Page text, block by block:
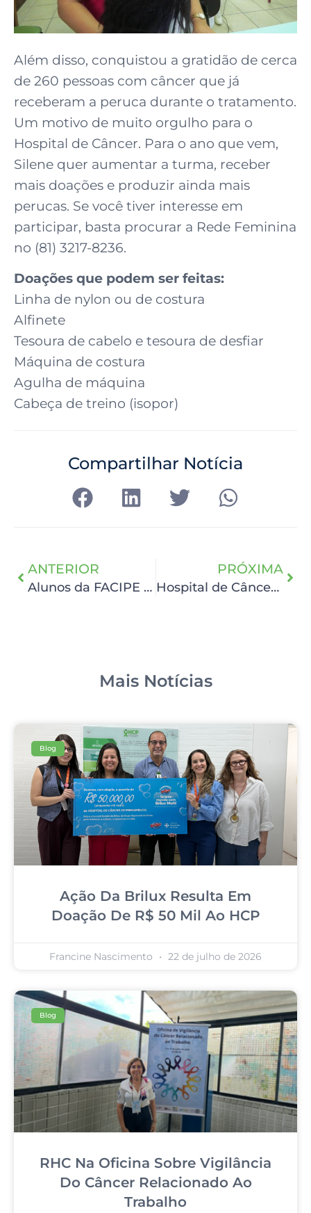
Além disso, conquistou a gratidão de cerca
de 260 pessoas com câncer que já
receberam a peruca durante o tratamento.
Um motivo de muito orgulho para o
Hospital de Câncer. Para o ano que vem,
Silene quer aumentar a turma, receber
mais doações e produzir ainda mais
perucas. Se você tiver interesse em
participar, basta procurar a Rede Feminina
no (81) 3217-8236.
Doações que podem ser feitas:
Linha de nylon ou de costura
Alfinete
Tesoura de cabelo e tesoura de desfiar
Máquina de costura
Agulha de máquina
Cabeça de treino (isopor)
Compartilhar Notícia
ANTERIOR
Alunos da FACIPE trazem Dia da Beleza
PRÓXIMA
Hospital de Câncer recebe prêmio na Câmara dos Deputados
Mais Notícias
Blog
Ação Da Brilux Resulta Em
Doação De R$ 50 Mil Ao HCP
Francine Nascimento 22 de julho de 2026
Blog
RHC Na Oficina Sobre Vigilância
Do Câncer Relacionado Ao
Trabalho